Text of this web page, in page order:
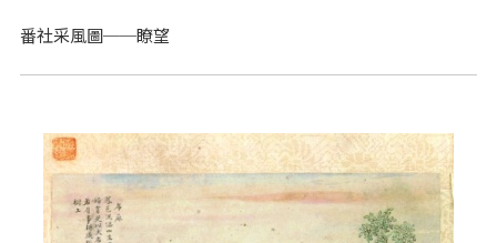
番社采風圖──瞭望